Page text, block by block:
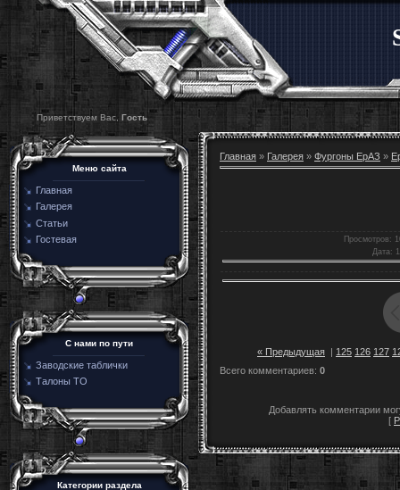
Приветствуем Вас, Гость
Меню сайта
Главная
Галерея
Статьи
Гостевая
C нами по пути
Заводские таблички
Талоны ТО
Категории раздела
Главная » Галерея » Фургоны ЕрАЗ »
Просмотров:
Дата :
« Предыдущая | 125 126 127
Всего комментариев: 0
Добавлять комментарии
[